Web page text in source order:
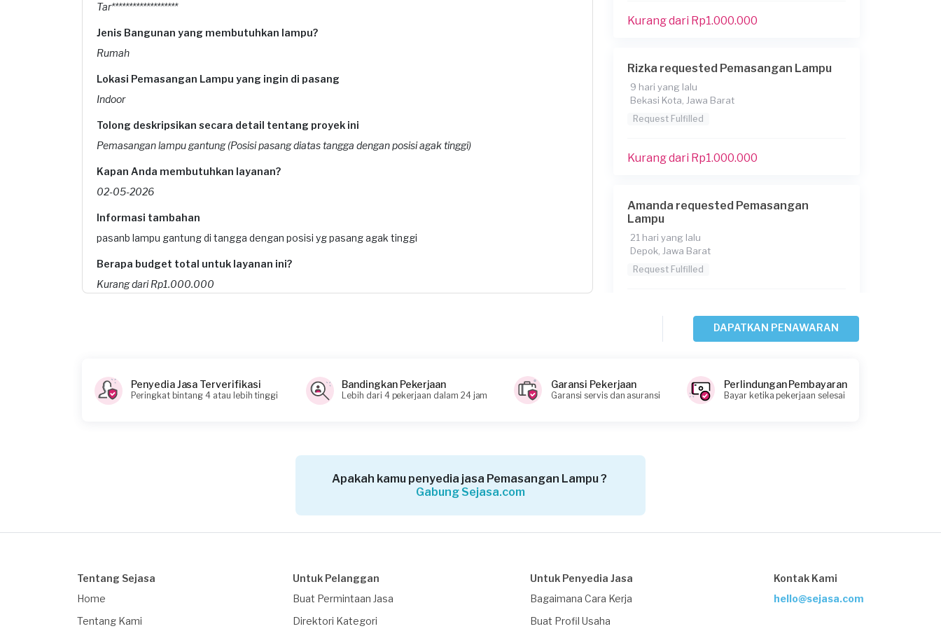
Tar*******************
Jenis Bangunan yang membutuhkan lampu?
Rumah
Lokasi Pemasangan Lampu yang ingin di pasang
Indoor
Tolong deskripsikan secara detail tentang proyek ini
Pemasangan lampu gantung (Posisi pasang diatas tangga dengan posisi agak tinggi)
Kapan Anda membutuhkan layanan?
02-05-2026
Informasi tambahan
pasanb lampu gantung di tangga dengan posisi yg pasang agak tinggi
Berapa budget total untuk layanan ini?
Kurang dari Rp1.000.000
Kurang dari Rp1.000.000
Rizka requested Pemasangan Lampu
9 hari yang lalu
Bekasi Kota, Jawa Barat
Request Fulfilled
Kurang dari Rp1.000.000
Amanda requested Pemasangan
Lampu
21 hari yang lalu
Depok, Jawa Barat
Request Fulfilled
Virdie requested Pemasangan Lampu
Request Fulfilled
DAPATKAN PENAWARAN
Penyedia Jasa Terverifikasi
Peringkat bintang 4 atau lebih tinggi
Bandingkan Pekerjaan
Lebih dari 4 pekerjaan dalam 24 jam
Garansi Pekerjaan
Garansi servis dan asuransi
Perlindungan Pembayaran
Bayar ketika pekerjaan selesai
Apakah kamu penyedia jasa Pemasangan Lampu ?
Gabung Sejasa.com
Tentang Sejasa
Home
Tentang Kami
Untuk Pelanggan
Buat Permintaan Jasa
Direktori Kategori
Untuk Penyedia Jasa
Bagaimana Cara Kerja
Buat Profil Usaha
Kontak Kami
hello@sejasa.com